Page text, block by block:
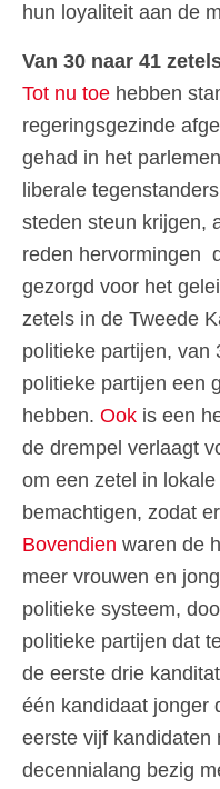
hun loyaliteit aan de
Van 30 naar 41
Tot nu toe hebben
regeringsgezinde
gehad in het
liberale
steden steun krijgen,
reden hervormingen
gezorgd voor het
zetels in de Tweede
politieke partijen, van
politieke partijen een
hebben. Ook is een
de drempel verlaagt
om een zetel in
bemachtigen, zodat
Bovendien waren de
meer vrouwen en
politieke systeem,
politieke partijen dat
de eerste drie
één kandidaat jonger
eerste vijf kandidaten
decennialang bezig